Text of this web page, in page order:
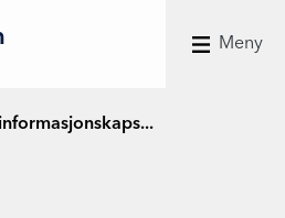
Meny